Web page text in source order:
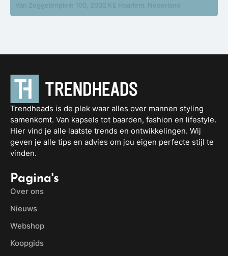
Van Zeggelenplein 100, 2032 KE Haarlem, Nederland
Trendheads is de plek waar alles over mannen styling
samenkomt. Van kapsels tot baarden, fashion en lifestyle.
Hier vind je alle laatste trends en ontwikkelingen. Wij
geven je alle tips en advies om jou eigen perfecte stijl te
vinden.
Pagina's
Over ons
Nieuws
Webshop
Koopgids